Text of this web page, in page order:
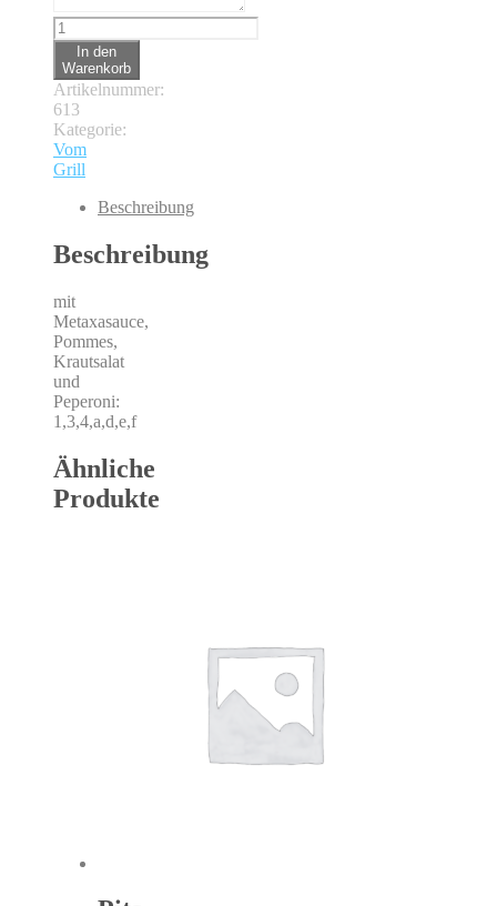
Gyros
Teller
Metaxa
Menge
In den
Warenkorb
Artikelnummer:
613
Kategorie:
Vom
Grill
Beschreibung
Beschreibung
mit
Metaxasauce,
Pommes,
Krautsalat
und
Peperoni:
1,3,4,a,d,e,f
Ähnliche
Produkte